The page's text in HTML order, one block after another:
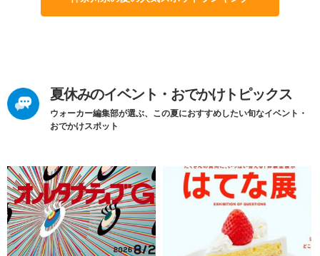
夏休みのイベント・おでかけトピックス
ウォーカー編集部が選ぶ、この夏におすすめしたい旬なイベント・
おでかけスポット